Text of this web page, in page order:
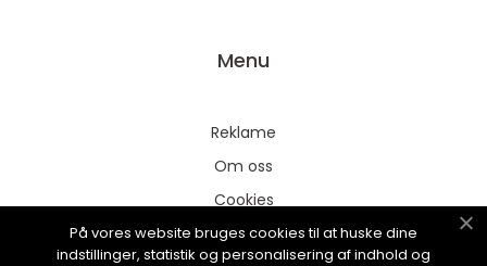
Menu
Reklame
Om oss
Cookies
Kontakt Oss
På vores website bruges cookies til at huske dine
indstillinger, statistik og personalisering af indhold og